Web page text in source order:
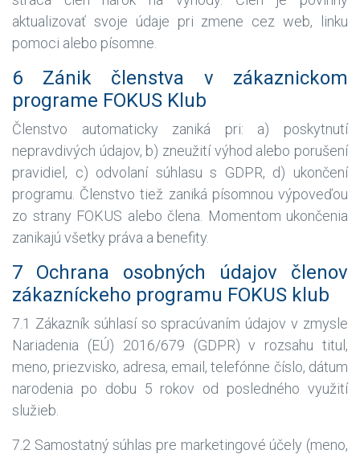
aktualizovať svoje údaje pri zmene cez web, linku
pomoci alebo písomne.
6 Zánik členstva v zákaznickom
programe FOKUS Klub
Členstvo automaticky zaniká pri: a) poskytnutí
nepravdivých údajov, b) zneužití výhod alebo porušení
pravidiel, c) odvolaní súhlasu s GDPR, d) ukončení
programu. Členstvo tiež zaniká písomnou výpoveďou
zo strany FOKUS alebo člena. Momentom ukončenia
zanikajú všetky práva a benefity.
7 Ochrana osobných údajov členov
zákazníckeho programu FOKUS klub
7.1 Zákazník súhlasí so spracúvaním údajov v zmysle
Nariadenia (EÚ) 2016/679 (GDPR) v rozsahu titul,
meno, priezvisko, adresa, email, telefónne číslo, dátum
narodenia po dobu 5 rokov od posledného využití
služieb.
7.2 Samostatný súhlas pre marketingové účely (meno,